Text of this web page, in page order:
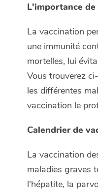
L'importance
La vaccination
une immunité
mortelles, lui
Vous trouverez
les différentes
vaccination le
Calendrier de
La vaccination
maladies graves
l'hépatite, la